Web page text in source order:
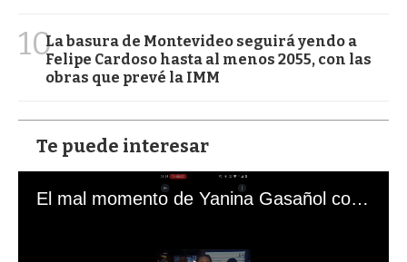
10La basura de Montevideo seguirá yendo a
Felipe Cardoso hasta al menos 2055, con las
obras que prevé la IMM
Te puede interesar
El mal momento de Yanina Gasañol con un hincha argentino en "Subrayado"